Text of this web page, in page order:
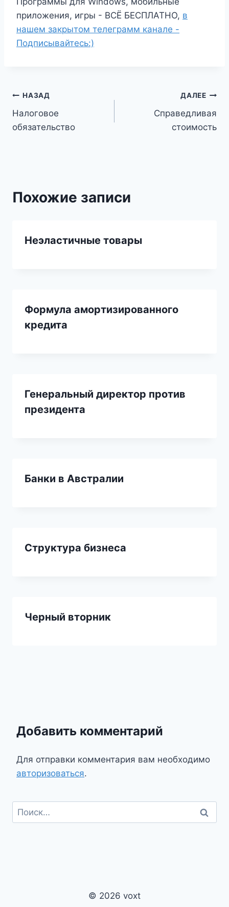
приложения, игры - ВСЁ БЕСПЛАТНО, в
нашем закрытом телеграмм канале -
Подписывайтесь:)
Навигация
по
НАЗАД
Налоговое
обязательство
ДАЛЕЕ
Справедливая
стоимость
Похожие записи
Неэластичные товары
Формула амортизированного
кредита
Генеральный директор против
президента
Банки в Австралии
Структура бизнеса
Черный вторник
Добавить комментарий
Для отправки комментария вам необходимо
авторизоваться.
Найти:
© 2026 voxt